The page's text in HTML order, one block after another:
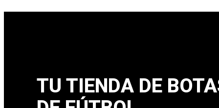
TU TIENDA DE